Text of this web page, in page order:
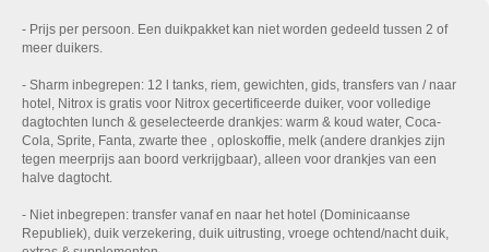
- Prijs per persoon. Een duikpakket kan niet worden gedeeld tussen 2 of
meer duikers.
- Sharm inbegrepen: 12 l tanks, riem, gewichten, gids, transfers van / naar
hotel, Nitrox is gratis voor Nitrox gecertificeerde duiker, voor volledige
dagtochten lunch & geselecteerde drankjes: warm & koud water, Coca-
Cola, Sprite, Fanta, zwarte thee , oploskoffie, melk (andere drankjes zijn
tegen meerprijs aan boord verkrijgbaar), alleen voor drankjes van een
halve dagtocht.
- Niet inbegrepen: transfer vanaf en naar het hotel (Dominicaanse
Republiek), duik verzekering, duik uitrusting, vroege ochtend/nacht duik,